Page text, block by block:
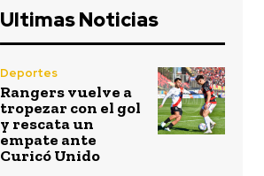
Ultimas Noticias
Deportes
Rangers vuelve a
tropezar con el gol
y rescata un
empate ante
Curicó Unido